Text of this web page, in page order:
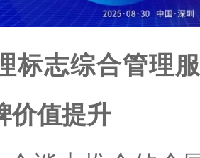
标志综合管理
价值提升